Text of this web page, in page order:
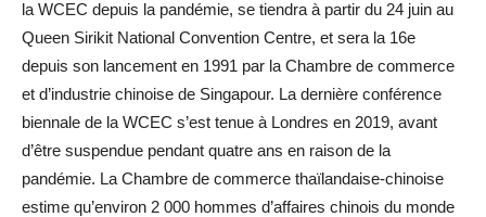
la WCEC depuis la pandémie, se tiendra à partir du 24 juin au
Queen Sirikit National Convention Centre, et sera la 16e
depuis son lancement en 1991 par la Chambre de commerce
et d’industrie chinoise de Singapour. La dernière conférence
biennale de la WCEC s’est tenue à Londres en 2019, avant
d’être suspendue pendant quatre ans en raison de la
pandémie. La Chambre de commerce thaïlandaise-chinoise
estime qu’environ 2 000 hommes d’affaires chinois du monde